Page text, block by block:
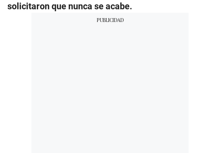
solicitaron que nunca se acabe.